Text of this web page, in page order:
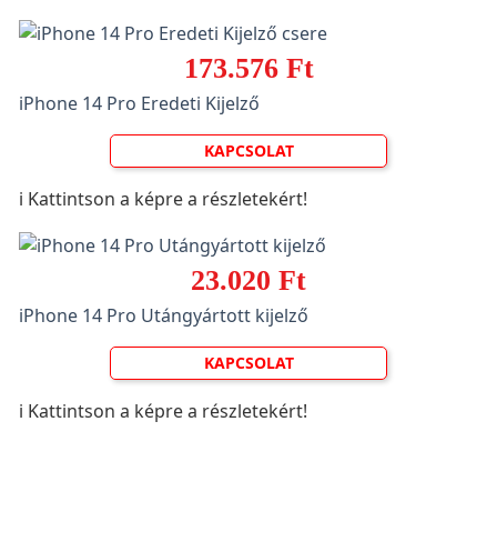
173.576 Ft
iPhone 14 Pro Eredeti Kijelző
KAPCSOLAT
ℹ️ Kattintson a képre a részletekért!
23.020 Ft
iPhone 14 Pro Utángyártott kijelző
KAPCSOLAT
ℹ️ Kattintson a képre a részletekért!